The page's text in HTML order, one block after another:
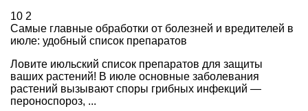
10 2
Самые главные обработки от болезней и вредителей в
июле: удобный список препаратов
Ловите июльский список препаратов для защиты
ваших растений! В июле основные заболевания
растений вызывают споры грибных инфекций —
пероноспороз, ...